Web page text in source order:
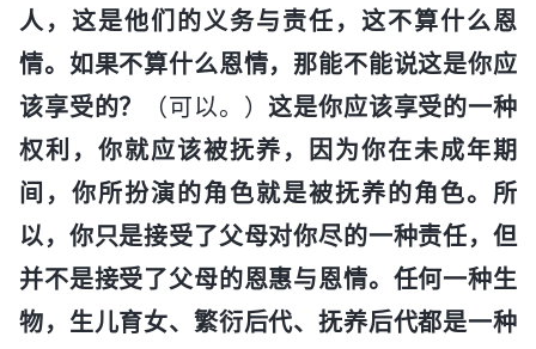
人，这是他们的义务与责任，这不算什么恩
情。如果不算什么恩情，那能不能说这是你应
该享受的？
（可以。） 这是你应该享受的一种
权利，你就应该被抚养，因为你在未成年期
间，你所扮演的角色就是被抚养的角色。所
以，你只是接受了父母对你尽的一种责任，但
并不是接受了父母的恩惠与恩情。任何一种生
物，生儿育女、繁衍后代、抚养后代都是一种